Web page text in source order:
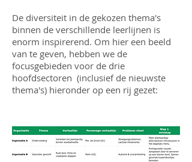
De diversiteit in de gekozen thema's
binnen de verschillende leerlijnen is
enorm inspirerend. Om hier een beeld
van te geven, hebben we de
focusgebieden voor de drie
hoofdsectoren (inclusief de nieuwste
thema's) hieronder op een rij gezet: